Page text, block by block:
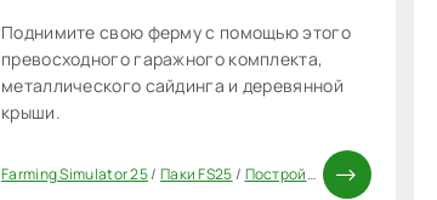
Поднимите свою ферму с помощью этого
превосходного гаражного комплекта,
металлического сайдинга и деревянной
крыши.
Farming Simulator 25/ Паки FS25/ Постройки FS25
0